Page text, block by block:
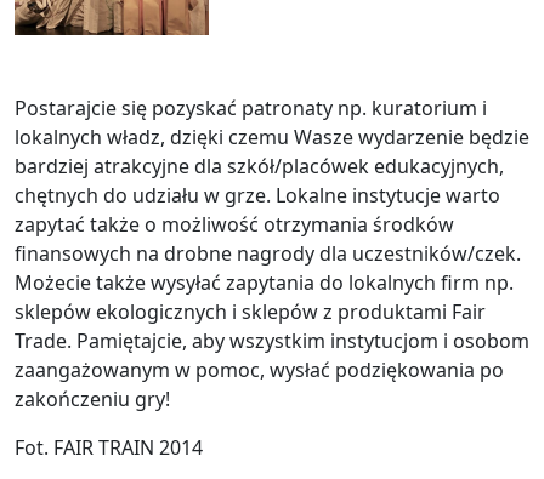
Postarajcie się pozyskać patronaty np. kuratorium i
lokalnych władz, dzięki czemu Wasze wydarzenie będzie
bardziej atrakcyjne dla szkół/placówek edukacyjnych,
chętnych do udziału w grze. Lokalne instytucje warto
zapytać także o możliwość otrzymania środków
finansowych na drobne nagrody dla uczestników/czek.
Możecie także wysyłać zapytania do lokalnych firm np.
sklepów ekologicznych i sklepów z produktami Fair
Trade. Pamiętajcie, aby wszystkim instytucjom i osobom
zaangażowanym w pomoc, wysłać podziękowania po
zakończeniu gry!
Fot. FAIR TRAIN 2014